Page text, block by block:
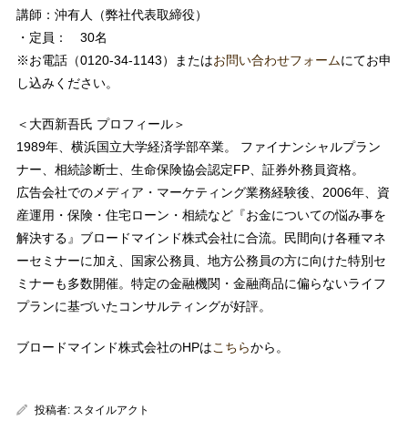
講師：沖有人（弊社代表取締役）
・定員： 30名
※お電話（0120-34-1143）またはお問い合わせフォームにてお申
し込みください。
＜大西新吾氏 プロフィール＞
1989年、横浜国立大学経済学部卒業。 ファイナンシャルプラン
ナー、相続診断士、生命保険協会認定FP、証券外務員資格。
広告会社でのメディア・マーケティング業務経験後、2006年、資
産運用・保険・住宅ローン・相続など『お金についての悩み事を
解決する』ブロードマインド株式会社に合流。民間向け各種マネ
ーセミナーに加え、国家公務員、地方公務員の方に向けた特別セ
ミナーも多数開催。特定の金融機関・金融商品に偏らないライフ
プランに基づいたコンサルティングが好評。
ブロードマインド株式会社のHPはこちらから。
投稿者: スタイルアクト